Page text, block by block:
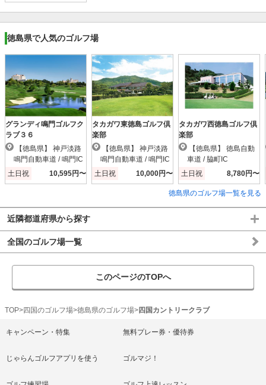
徳島県で人気のゴルフ場
グランディ鳴門ゴルフク
ラブ３６
鳴門自動車道 / 鳴門IC
土日祝
10,595円〜
タカガワ東徳島ゴルフ倶
楽部
鳴門自動車道 / 鳴門IC
土日祝
10,000円〜
タカガワ西徳島ゴルフ倶
楽部
車道 / 脇町IC
土日祝
8,780円〜
徳島県のゴルフ場一覧を見る
近隣都道府県から探す
全国のゴルフ場一覧
このページのTOPへ
TOP 四国のゴルフ場 徳島県のゴルフ場 四国カントリークラブ
キャンペーン・特集 無料プレー券・優待券
じゃらんゴルフアプリを使う ゴルマジ！